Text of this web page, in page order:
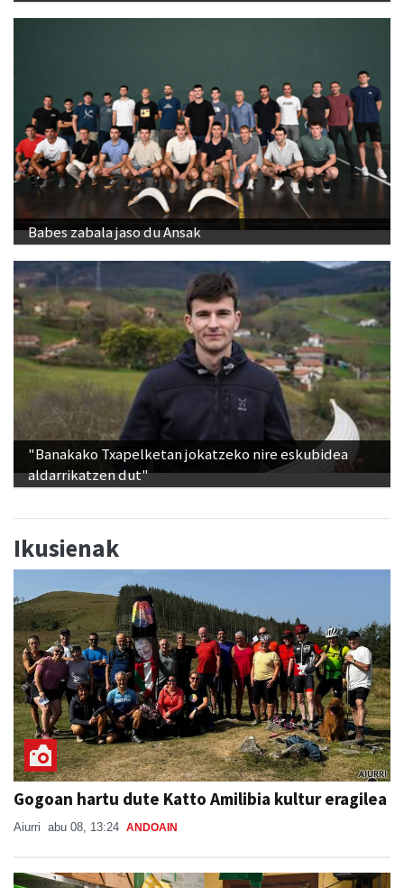
Babes zabala jaso du Ansak
"Banakako Txapelketan jokatzeko nire eskubidea
aldarrikatzen dut"
Ikusienak
Gogoan hartu dute Katto Amilibia kultur eragilea
Aiurri abu 08, 13:24 ANDOAIN